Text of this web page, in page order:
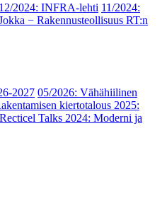
12/2024: INFRA-lehti 11/2024:
− Rakennusteollisuus RT:n
2027 05/2026: Vähähiilinen
kiertotalous 2025:
Talks 2024: Moderni ja